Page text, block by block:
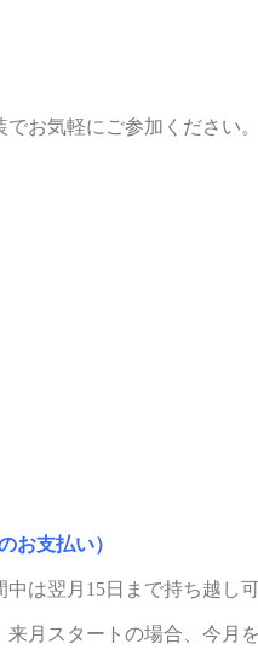
お気軽にご参加ください。